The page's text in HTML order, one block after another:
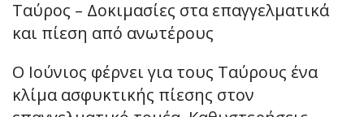
Ταύρος – Δοκιμασίες στα επαγγελματικά
και πίεση από ανωτέρους
Ο Ιούνιος φέρνει για τους Ταύρους ένα
κλίμα ασφυκτικής πίεσης στον